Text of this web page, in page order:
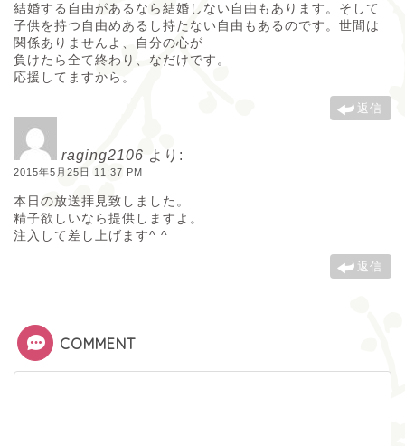
結婚する自由があるなら結婚しない自由もあります。そして
子供を持つ自由めあるし持たない自由もあるのです。世間は
関係ありませんよ、自分の心が
負けたら全て終わり、なだけです。
応援してますから。
返信
raging2106 より:
2015年5月25日 11:37 PM
本日の放送拝見致しました。
精子欲しいなら提供しますよ。
注入して差し上げます^ ^
返信
COMMENT